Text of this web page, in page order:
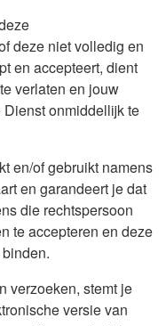
deze niet volledig en
en accepteert, dient
verlaten en jouw
onmiddellijk te
en/of gebruikt namens
en garandeert je dat
die rechtspersoon
te accepteren en deze
verzoeken, stemt je
versie van